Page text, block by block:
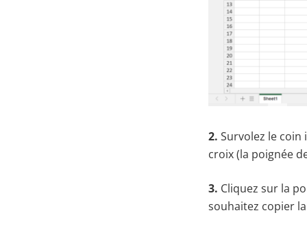
2. Survolez le coin
croix (la poignée
3. Cliquez sur la
souhaitez copier